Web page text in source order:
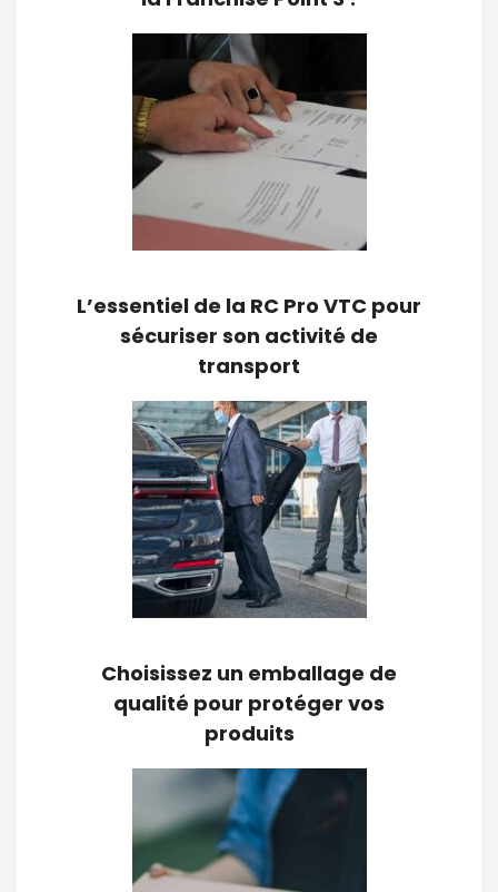
L’essentiel de la RC Pro VTC pour
sécuriser son activité de
transport
Choisissez un emballage de
qualité pour protéger vos
produits